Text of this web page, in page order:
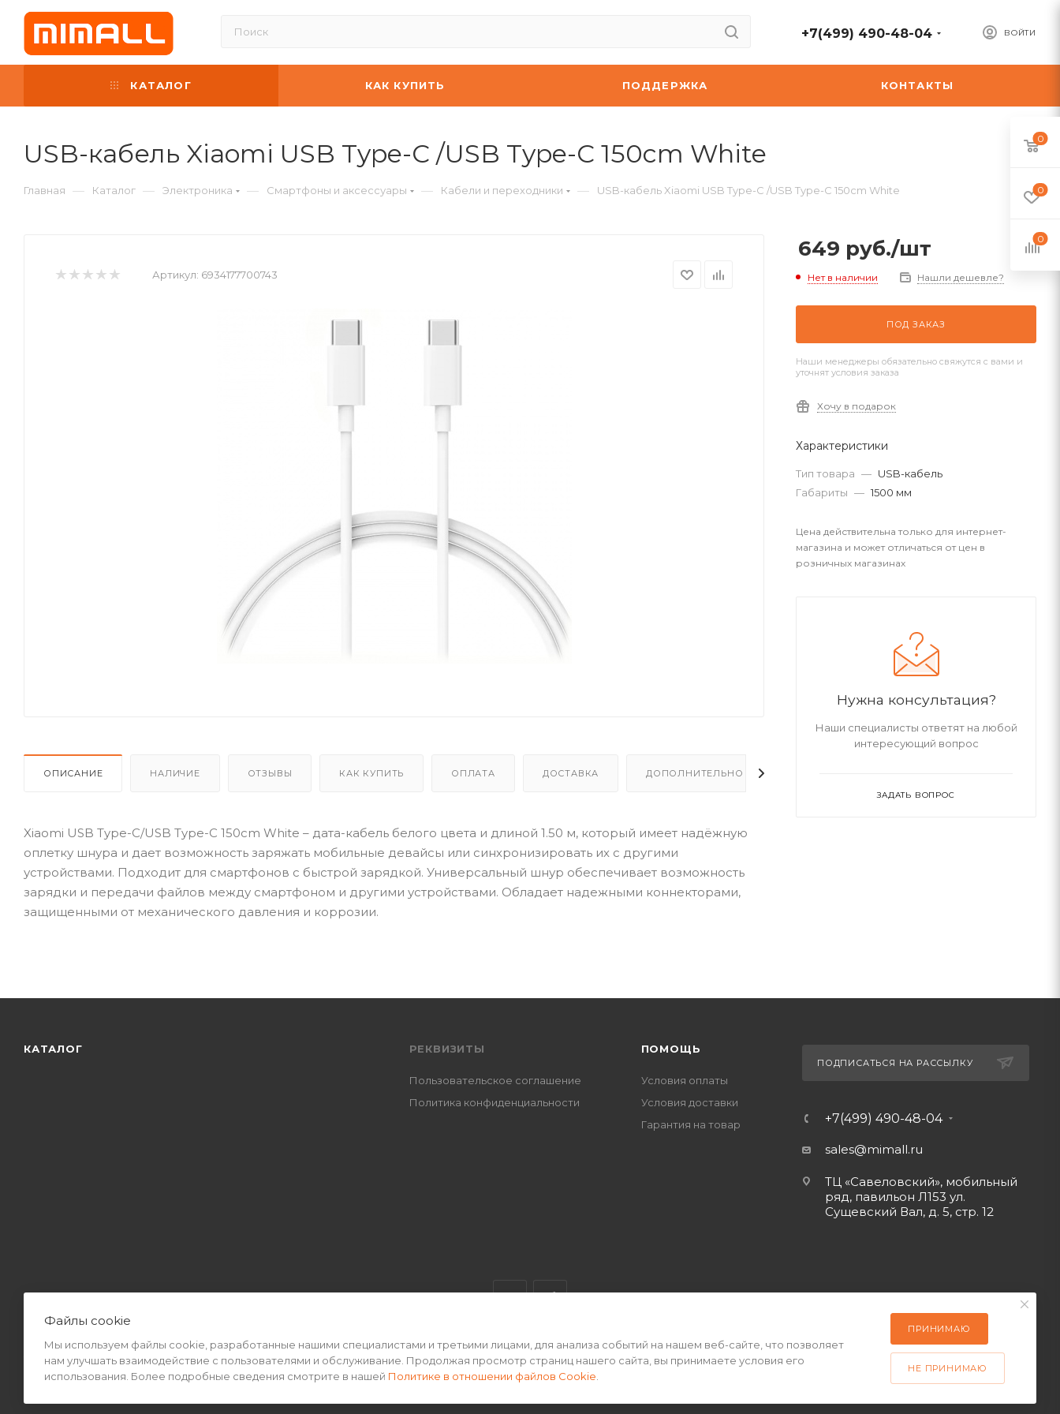
ВОЙТИ
+7(499) 490-48-04
КАТАЛОГ КАК КУПИТЬ ПОДДЕРЖКА КОНТАКТЫ
USB-кабель Xiaomi USB Type-C /USB Type-C 150cm White
Главная — Каталог — Электроника — Смартфоны и аксессуары — Кабели и переходники — USB-кабель Xiaomi USB Type-C /USB Type-C 150cm White
Артикул: 6934177700743
ОПИСАНИЕ НАЛИЧИЕ ОТЗЫВЫ КАК КУПИТЬ ОПЛАТА ДОСТАВКА ДОПОЛНИТЕЛЬНО
Xiaomi USB Type-C/USB Type-C 150cm White – дата-кабель белого цвета и длиной 1.50 м, который имеет надёжную
оплетку шнура и дает возможность заряжать мобильные девайсы или синхронизировать их с другими
устройствами. Подходит для смартфонов с быстрой зарядкой. Универсальный шнур обеспечивает возможность
зарядки и передачи файлов между смартфоном и другими устройствами. Обладает надежными коннекторами,
защищенными от механического давления и коррозии.
649 руб./шт
Нет в наличии Нашли дешевле?
ПОД ЗАКАЗ
Наши менеджеры обязательно свяжутся с вами и
уточнят условия заказа
Хочу в подарок
Характеристики
Тип товара — USB-кабель
Габариты — 1500 мм
Цена действительна только для интернет-
магазина и может отличаться от цен в
розничных магазинах
Нужна консультация?
Наши специалисты ответят на любой
интересующий вопрос
ЗАДАТЬ ВОПРОС
КАТАЛОГ РЕКВИЗИТЫ
Пользовательское соглашение
Политика конфиденциальности
ПОМОЩЬ
Условия оплаты
Условия доставки
Гарантия на товар
ПОДПИСАТЬСЯ НА РАССЫЛКУ
+7(499) 490-48-04
sales@mimall.ru
ТЦ «Савеловский», мобильный
ряд, павильон Л153 ул.
Сущевский Вал, д. 5, стр. 12
2026 © Интернет-магазин MiMall® • Не является публичной офертой • 2026 г.
0
0
0
Файлы cookie
Мы используем файлы cookie, разработанные нашими специалистами и третьими лицами, для анализа событий на нашем веб-сайте, что позволяет
нам улучшать взаимодействие с пользователями и обслуживание. Продолжая просмотр страниц нашего сайта, вы принимаете условия его
использования. Более подробные сведения смотрите в нашей Политике в отношении файлов Cookie
ПРИНИМАЮ
НЕ ПРИНИМАЮ